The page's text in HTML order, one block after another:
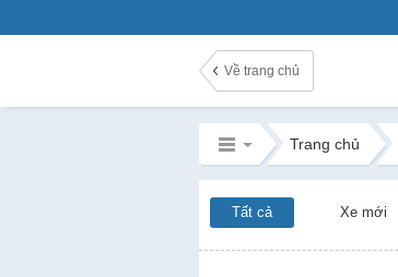
Về trang chủ
Trang chủ
Tất cả Xe mới